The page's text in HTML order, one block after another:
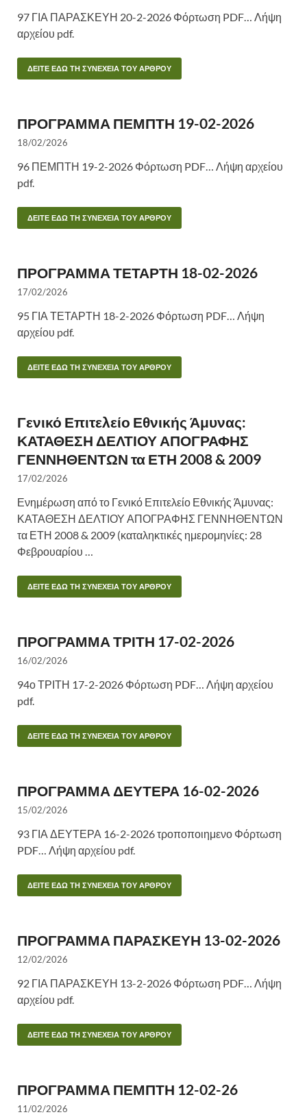
97 ΓΙΑ ΠΑΡΑΣΚΕΥΗ 20-2-2026 Φόρτωση PDF… Λήψη
αρχείου pdf.
ΔΕΙΤΕ ΕΔΩ ΤΗ ΣΥΝΕΧΕΙΑ ΤΟΥ ΑΡΘΡΟΥ
ΠΡΟΓΡΑΜΜΑ ΠΕΜΠΤΗ 19-02-2026
18/02/2026
96 ΠΕΜΠΤΗ 19-2-2026 Φόρτωση PDF… Λήψη αρχείου
pdf.
ΔΕΙΤΕ ΕΔΩ ΤΗ ΣΥΝΕΧΕΙΑ ΤΟΥ ΑΡΘΡΟΥ
ΠΡΟΓΡΑΜΜΑ ΤΕΤΑΡΤΗ 18-02-2026
17/02/2026
95 ΓΙΑ ΤΕΤΑΡΤΗ 18-2-2026 Φόρτωση PDF… Λήψη
αρχείου pdf.
ΔΕΙΤΕ ΕΔΩ ΤΗ ΣΥΝΕΧΕΙΑ ΤΟΥ ΑΡΘΡΟΥ
Γενικό Επιτελείο Εθνικής Άμυνας:
ΚΑΤΑΘΕΣΗ ΔΕΛΤΙΟΥ ΑΠΟΓΡΑΦΗΣ
ΓΕΝΝΗΘΕΝΤΩΝ τα ΕΤΗ 2008 & 2009
17/02/2026
Ενημέρωση από το Γενικό Επιτελείο Εθνικής Άμυνας:
ΚΑΤΑΘΕΣΗ ΔΕΛΤΙΟΥ ΑΠΟΓΡΑΦΗΣ ΓΕΝΝΗΘΕΝΤΩΝ
τα ΕΤΗ 2008 & 2009 (καταληκτικές ημερομηνίες: 28
Φεβρουαρίου …
ΔΕΙΤΕ ΕΔΩ ΤΗ ΣΥΝΕΧΕΙΑ ΤΟΥ ΑΡΘΡΟΥ
ΠΡΟΓΡΑΜΜΑ ΤΡΙΤΗ 17-02-2026
16/02/2026
94ο ΤΡΙΤΗ 17-2-2026 Φόρτωση PDF… Λήψη αρχείου
pdf.
ΔΕΙΤΕ ΕΔΩ ΤΗ ΣΥΝΕΧΕΙΑ ΤΟΥ ΑΡΘΡΟΥ
ΠΡΟΓΡΑΜΜΑ ΔΕΥΤΕΡΑ 16-02-2026
15/02/2026
93 ΓΙΑ ΔΕΥΤΕΡΑ 16-2-2026 τροποποιημενο Φόρτωση
PDF… Λήψη αρχείου pdf.
ΔΕΙΤΕ ΕΔΩ ΤΗ ΣΥΝΕΧΕΙΑ ΤΟΥ ΑΡΘΡΟΥ
ΠΡΟΓΡΑΜΜΑ ΠΑΡΑΣΚΕΥΗ 13-02-2026
12/02/2026
92 ΓΙΑ ΠΑΡΑΣΚΕΥΗ 13-2-2026 Φόρτωση PDF… Λήψη
αρχείου pdf.
ΔΕΙΤΕ ΕΔΩ ΤΗ ΣΥΝΕΧΕΙΑ ΤΟΥ ΑΡΘΡΟΥ
ΠΡΟΓΡΑΜΜΑ ΠΕΜΠΤΗ 12-02-26
11/02/2026